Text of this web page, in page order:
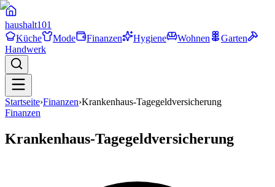
haushalt101
Küche
Mode Finanzen Hygiene Wohnen
Garten
Handwerk
Startseite›Finanzen›Krankenhaus-Tagegeldversicherung
Finanzen
Krankenhaus-Tagegeldversicherung